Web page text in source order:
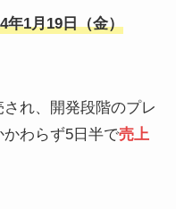
年1月19日（金）
れ、開発段階のプレ
わらず5日半で売上